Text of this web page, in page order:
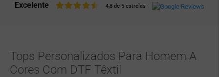
Excelente 4,8 de 5 estrelas
Tops Personalizados Para Homem A
Cores Com DTF Têxtil